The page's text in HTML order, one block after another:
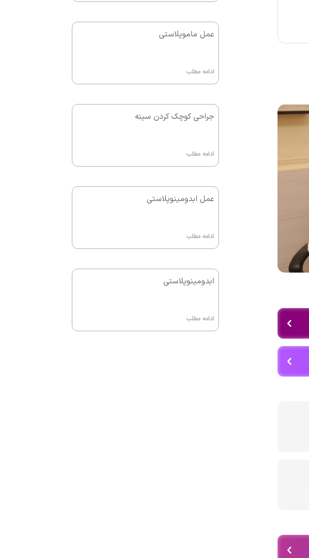
عمل ماموپلاستی
ادامه مطلب
جراحی کوچک کردن سینه
ادامه مطلب
عمل ابدومینوپلاستی
ادامه مطلب
ابدومینوپلاستی
ادامه مطلب